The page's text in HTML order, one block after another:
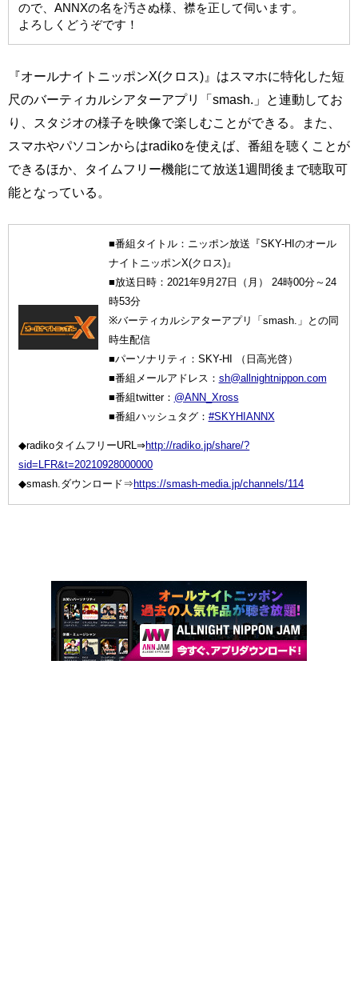
ので、ANNXの名を汚さぬ様、襟を正して伺います。
よろしくどうぞです！
『オールナイトニッポンX(クロス)』はスマホに特化した短
尺のバーティカルシアターアプリ「smash.」と連動してお
り、スタジオの様子を映像で楽しむことができる。また、
スマホやパソコンからはradikoを使えば、番組を聴くことが
できるほか、タイムフリー機能にて放送1週間後まで聴取可
能となっている。
■番組タイトル：ニッポン放送『SKY-HIのオール
ナイトニッポンX(クロス)』
■放送日時：2021年9月27日（月） 24時00分～24
時53分
※バーティカルシアターアプリ「smash.」との同
時生配信
■パーソナリティ：SKY-HI （日高光啓）
■番組メールアドレス： sh@allnightnippon.com
■番組twitter： @ANN_Xross
■番組ハッシュタグ： #SKYHIANNX
◆radikoタイムフリーURL⇒http://radiko.jp/share/?
sid=LFR&t=20210928000000
◆smash.ダウンロード⇒ https://smash-media.jp/channels/114